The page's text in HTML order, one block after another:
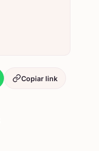
Copiar link